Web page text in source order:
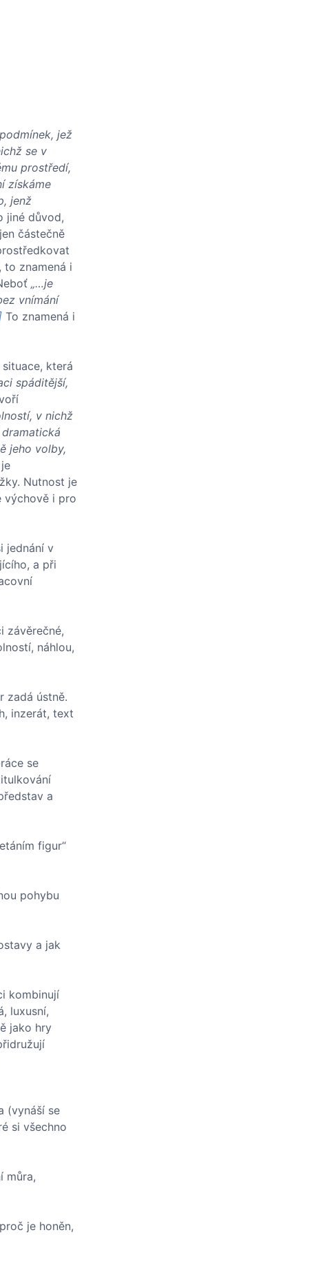
jež
se v
prostředí,
získáme
jenž
jiné důvod,
částečně
to znamená i
„…je
vnímání
To znamená i
která
spáditější,
v nichž
jeho volby,
Nutnost je
výchově i pro
jednání v
a při
závěrečné,
náhlou,
zadá ústně.
inzerát, text
se
a
figur“
pohybu
a jak
kombinují
luxusní,
jako hry
(vynáší se
si všechno
můra,
je honěn,